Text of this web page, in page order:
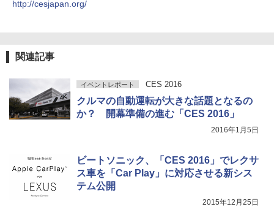
http://cesjapan.org/
関連記事
イベントレポート CES 2016
クルマの自動運転が大きな話題となるの
か？ 開幕準備の進む「CES 2016」
2016年1月5日
ビートソニック、「CES 2016」でレクサ
ス車を「Car Play」に対応させる新シス
テム公開
2015年12月25日